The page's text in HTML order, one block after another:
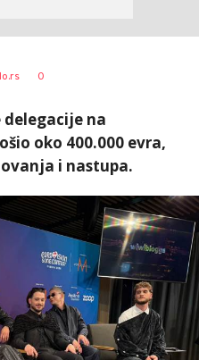
0
delegacije na
oko 400.000 evra,
i nastupa.